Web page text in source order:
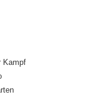
Kampf